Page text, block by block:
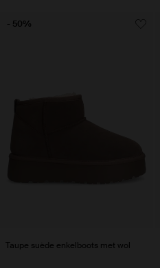
Taupe suède enkelboots met wol
- 50%